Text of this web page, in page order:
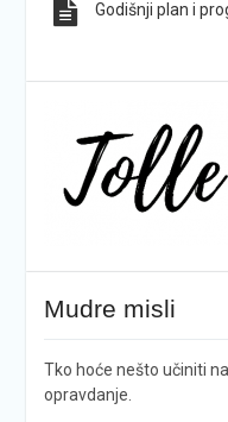
Godišnji plan i
Mudre misli
Tko hoće nešto učiniti
opravdanje.